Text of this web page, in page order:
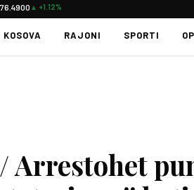
▲ +1.12%
KOSOVA RAJONI SPORTI
Arrestohet